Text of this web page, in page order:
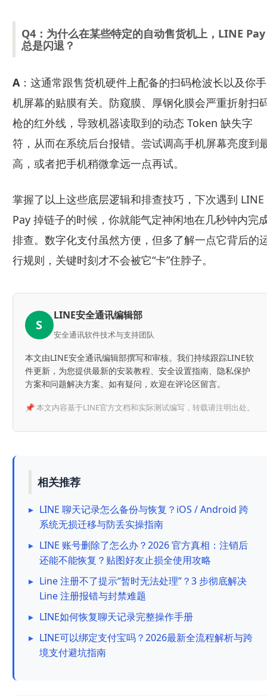
Q4：为什么在某些特定的自动售货机上，LINE Pay
总是闪退？
A：这通常跟售货机硬件上配备的扫码枪波长以及你手
机屏幕的贴膜有关。防窥膜、厚钢化膜会严重折射扫
枪的红外线，导致机器读取到的动态 Token 缺失字
符，从而在系统后台报错。尝试调高手机屏幕亮度到
高，或者把手机稍微拿远一点再试。
掌握了以上这些底层逻辑和排查技巧，下次遇到 LINE
Pay 掉链子的时候，你就能气定神闲地在几秒钟内完
排查。数字化支付虽然方便，但多了解一点它背后的
行规则，关键时刻才不会被它“卡”住脖子。
S
LINE安全通讯编辑部
安全通讯软件技术与支持团队
本文由LINE安全通讯编辑部撰写和审核。我们持续跟踪LINE软
件更新，为您提供最新的安装教程、安全设置指南、隐私保护
方案和问题解决方案。如有疑问，欢迎在评论区留言。
📌 本文内容基于LINE官方文档和实际测试编写，转载请注明出处。
相关推荐
▸ LINE 聊天记录怎么备份与恢复？iOS / Android 跨
系统无损迁移与防丢实操指南
▸ LINE 账号删除了怎么办？2026 官方真相：注销后
还能不能恢复？贴图好友止损全使用攻略
▸ Line 注册不了提示“暂时无法处理”？3 步彻底解决
Line 注册报错与封禁难题
▸ LINE如何恢复聊天记录完整操作手册
▸ LINE可以绑定支付宝吗？2026最新全流程解析与跨
境支付避坑指南